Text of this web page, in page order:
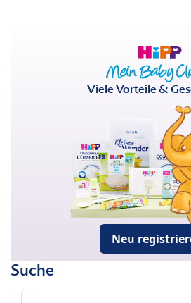
Viele Vorteile &
Neu
Suche